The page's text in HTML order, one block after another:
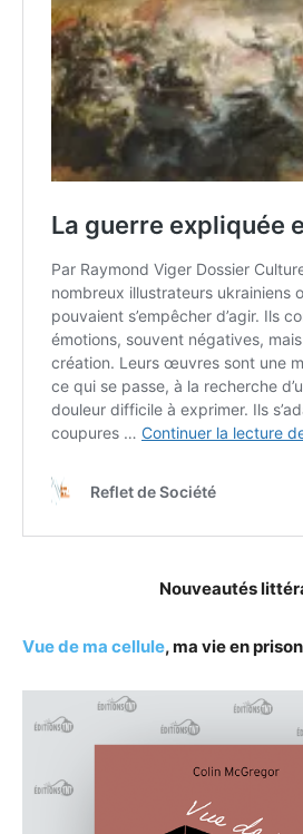
Nouveautés
Vue de ma cellule, ma vie en